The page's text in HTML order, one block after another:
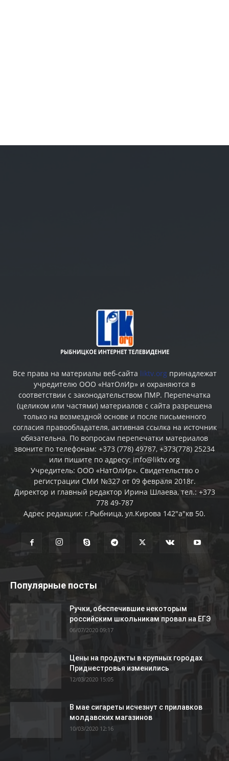
Все права на материалы веб-сайта liktv.org принадлежат
учредителю ООО «НатОлИр» и охраняются в
соответствии с законодательством ПМР. Перепечатка
(целиком или частями) материалов c сайта разрешена
только на возмездной основе и после письменного
согласия правообладателя, активная ссылка на источник
обязательна. По вопросам перепечатки материалов
звоните по телефонам: +373 (778) 49787, +373(778) 25234
или пишите по адресу: info@liktv.org
Учредитель: ООО «НатОлИр». Свидетельство о
регистрации СМИ №327 от 09 февраля 2018г.
Директор и главный редактор Ирина Шлаева, тел.: +373
778 49-787
Адрес редакции: г.Рыбница, ул.Кирова 142"а"кв 50.
Популярные посты
Ручки, обеспечившие некоторым
российским школьникам провал на ЕГЭ
06/07/2020 09:17
Цены на продукты в крупных городах
Приднестровья изменились
12/03/2020 15:05
В мае сигареты исчезнут с прилавков
молдавских магазинов
10/03/2020 12:16